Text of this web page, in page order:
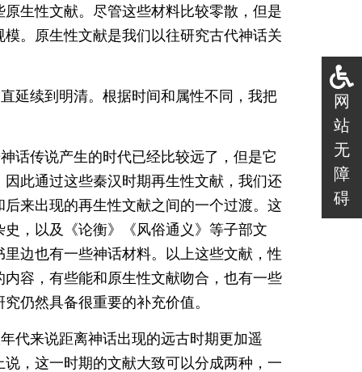
网
站
无
障
碍
生性文献。尽管这些材料比较零散，但是
。原生性文献是我们以往研究古代神话关
延续到明清。根据时间和属性不同，我把
话传说产生的时代已经比较远了，但是它
此通过这些秦汉时期再生性文献，我们还
来出现的再生性文献之间的一个过渡。这
，以及《论衡》《风俗通义》等子部文
边也有一些神话材料。以上这些文献，性
容，有些能和原生性文献吻合，也有一些
仍然具备很重要的补充价值。
代来说距离神话出现的远古时期更加遥
，这一时期的文献大致可以分成两种，一